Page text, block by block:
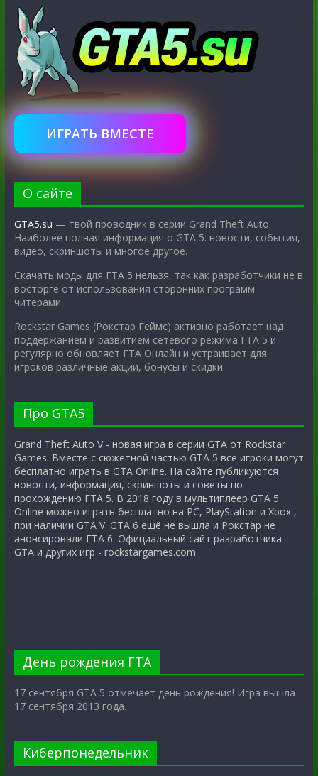
ИГРАТЬ ВМЕСТЕ
О сайте
GTA5.su — твой проводник в серии Grand Theft Auto.
Наиболее полная информация о GTA 5: новости, события,
видео, скриншоты и многое другое.
Скачать моды для ГТА 5 нельзя, так как разработчики не в
восторге от использования сторонних программ
читерами.
Rockstar Games (Рокстар Геймс) активно работает над
поддержанием и развитием сетевого режима ГТА 5 и
регулярно обновляет ГТА Онлайн и устраивает для
игроков различные акции, бонусы и скидки.
Про GTA5
Grand Theft Auto V - новая игра в серии GTA от Rockstar
Games. Вместе с сюжетной частью GTA 5 все игроки могут
бесплатно играть в GTA Online. На сайте публикуются
новости, информация, скриншоты и советы по
прохождению ГТА 5. В 2018 году в мультиплеер GTA 5
Online можно играть бесплатно на PC, PlayStation и Xbox ,
при наличии GTA V. GTA 6 ещё не вышла и Рокстар не
анонсировали ГТА 6. Официальный сайт разработчика
GTA и других игр - rockstargames.com
День рождения ГТА
17 сентября GTA 5 отмечает день рождения! Игра вышла
17 сентября 2013 года.
Киберпонедельник